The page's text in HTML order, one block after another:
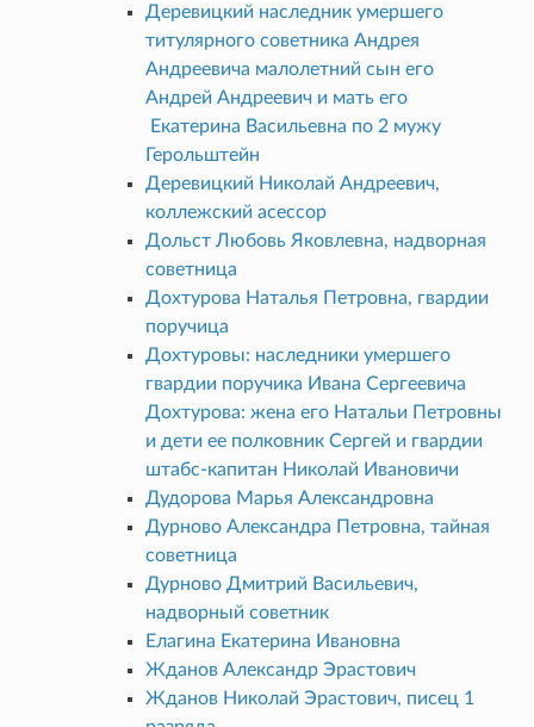
Деревицкий наследник умершего
титулярного советника Андрея
Андреевича малолетний сын его
Андрей Андреевич и мать его
Екатерина Васильевна по 2 мужу
Герольштейн
Деревицкий Николай Андреевич,
коллежский асессор
Дольст Любовь Яковлевна, надворная
советница
Дохтурова Наталья Петровна, гвардии
поручица
Дохтуровы: наследники умершего
гвардии поручика Ивана Сергеевича
Дохтурова: жена его Натальи Петровны
и дети ее полковник Сергей и гвардии
штабс-капитан Николай Ивановичи
Дудорова Марья Александровна
Дурново Александра Петровна, тайная
советница
Дурново Дмитрий Васильевич,
надворный советник
Елагина Екатерина Ивановна
Жданов Александр Эрастович
Жданов Николай Эрастович, писец 1